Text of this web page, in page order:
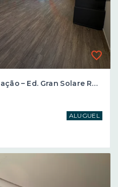
Sala Comercial para Locação – Ed. Gran Solare Residence – Centro de Pinhalzinho/SC
ALUGUEL